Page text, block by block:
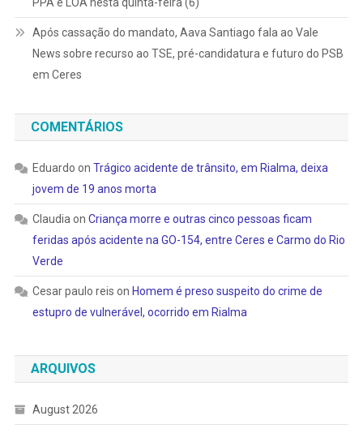
Após cassação do mandato, Aava Santiago fala ao Vale
News sobre recurso ao TSE, pré-candidatura e futuro do PSB
em Ceres
COMENTÁRIOS
Eduardo on Trágico acidente de trânsito, em Rialma, deixa
jovem de 19 anos morta
Claudia on Criança morre e outras cinco pessoas ficam
feridas após acidente na GO-154, entre Ceres e Carmo do Rio
Verde
Cesar paulo reis on Homem é preso suspeito do crime de
estupro de vulnerável, ocorrido em Rialma
ARQUIVOS
August 2026